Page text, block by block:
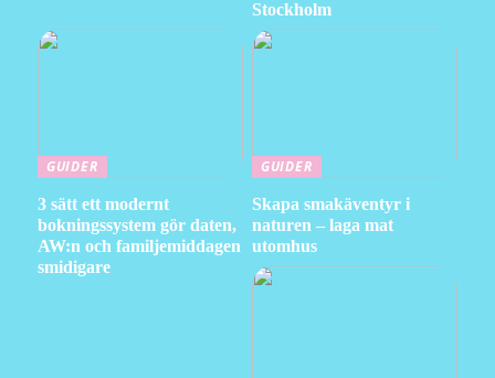
Stockholm
GUIDER
3 sätt ett modernt
bokningssystem gör daten,
AW:n och familjemiddagen
smidigare
GUIDER
Skapa smakäventyr i
naturen – laga mat
utomhus